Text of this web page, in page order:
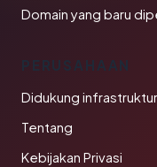
Domain yang baru
PERUSAHAAN
Didukung
Tentang
Kebijakan Privasi